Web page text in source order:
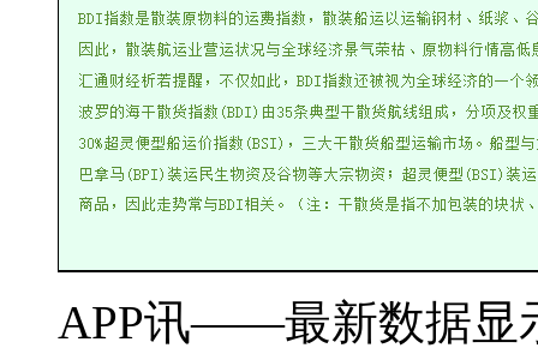
APP讯——最新数据显